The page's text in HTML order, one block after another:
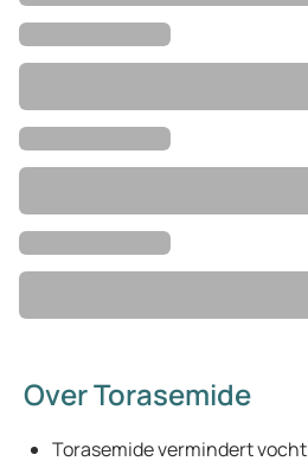
Over Torasemide
Torasemide vermindert